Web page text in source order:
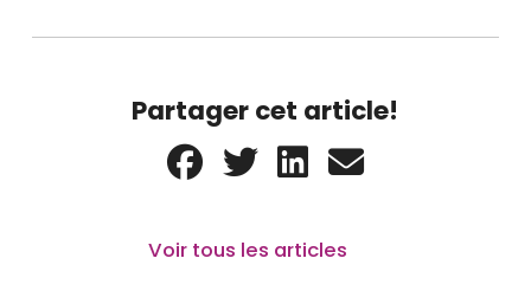
Partager cet article!
Voir tous les articles